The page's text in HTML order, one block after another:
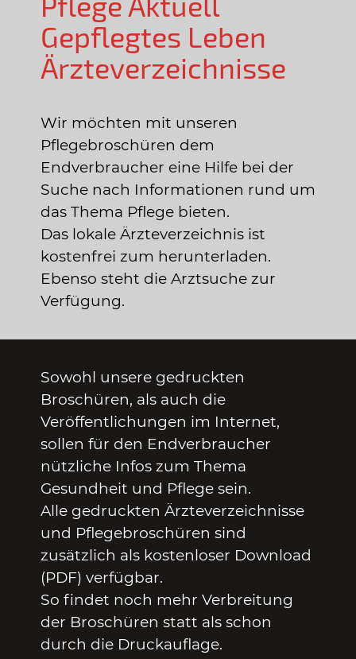
Gepflegtes Leben
Ärzteverzeichnisse
Wir möchten mit unseren
Pflegebroschüren dem
Endverbraucher eine Hilfe bei der
Suche nach Informationen rund um
das Thema Pflege bieten.
Das lokale Ärzteverzeichnis ist
kostenfrei zum herunterladen.
Ebenso steht die Arztsuche zur
Verfügung.
Sowohl unsere gedruckten
Broschüren, als auch die
Veröffentlichungen im Internet,
sollen für den Endverbraucher
nützliche Infos zum Thema
Gesundheit und Pflege sein.
Alle gedruckten Ärzteverzeichnisse
und Pflegebroschüren sind
zusätzlich als kostenloser Download
(PDF) verfügbar.
So findet noch mehr Verbreitung
der Broschüren statt als schon
durch die Druckauflage.